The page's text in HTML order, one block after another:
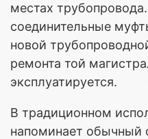
местах
соединительные
новой
ремонта той
эксплуатируется.
В традиционном
напоминает обычный